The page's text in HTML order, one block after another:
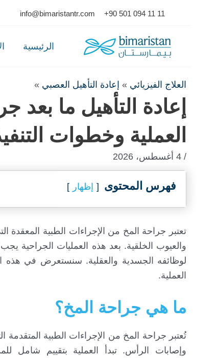
info@bimaristantr.com +90 501 094 11 11
الرئيسية
العلاج الفيزيائي » إعادة التأهيل العصبي »
إعادة التأهيل ما بعد
العملية وخطوات
/ 4 أغسطس، 2026
فهرس المحتوى إظهار
تعتبر جراحة المخ من الإجراءات الطبية المعقدة
والعيوب الخلقية. بعد هذه العمليات الجراحية
لوظائفه الجسدية والعقلية. سنستعرض في هذه
العملية.
ما هي جراحة المخ؟
تُعتبر جراحة المخ من الإجراءات الطبية
وإصابات الرأس. تبدأ العملية بتقييم شامل